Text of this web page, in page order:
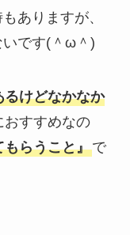
ありますが、
いです(＾ω＾)
けどなかなか
おすすめなの
もらうこと』で